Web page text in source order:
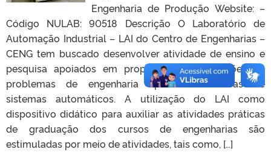
Engenharia de Produção Website: –
Código NULAB: 90518 Descrição O Laboratório de
Automação Industrial – LAI do Centro de Engenharias –
CENG tem buscado desenvolver atividade de ensino e
pesquisa apoiados em proposições de soluções de
problemas de engenharia aplicando técnicas de
sistemas automáticos. A utilização do LAI como
dispositivo didático para auxiliar as atividades práticas
de graduação dos cursos de engenharias são
estimuladas por meio de atividades, tais como, […]